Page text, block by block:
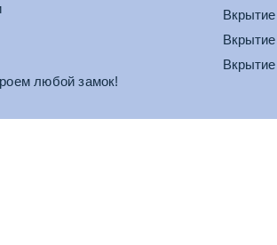
любой замок!